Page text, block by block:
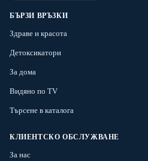
БЪРЗИ ВРЪЗКИ
Здраве и красота
Детоксикатори
За дома
Видяно по TV
Търсене в каталога
КЛИЕНТСКО ОБСЛУЖВАНЕ
За нас